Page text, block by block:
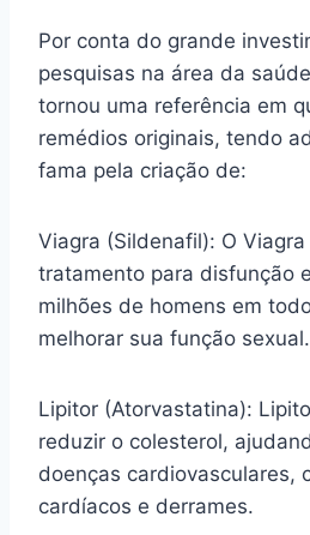
Por conta do grande
pesquisas na área da
tornou uma referência em
remédios originais, tendo
fama pela criação de:
Viagra (Sildenafil): O
tratamento para disfunção
milhões de homens em
melhorar sua função sexual.
Lipitor (Atorvastatina):
reduzir o colesterol,
doenças cardiovasculares,
cardíacos e derrames.